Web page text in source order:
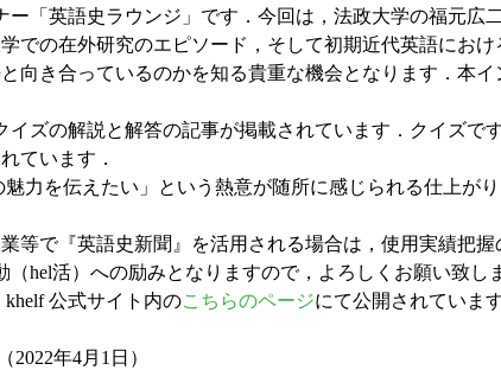
「英語史ラウンジ」です．今回は，法政大学の福元広
での在外研究のエピソード，そして初期近代英語にお
向き合っているのかを知る貴重な機会となります．本
ズの解説と解答の記事が掲載されています．クイズで
ています．
力を伝えたい」という熱意が随所に感じられる仕上が
等で『英語史新聞』を活用される場合は，使用実績把握
hel活）への励みとなりますので，よろしくお願い致し
公式サイト内のこちらのページにて公開されていま
（2022年4月1日）